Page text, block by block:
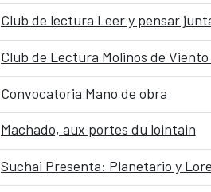
Club de lectura Leer y pensar
Club de Lectura Molinos de
Convocatoria Mano de obra
Machado, aux portes du lointain
Suchai Presenta: Planetario y